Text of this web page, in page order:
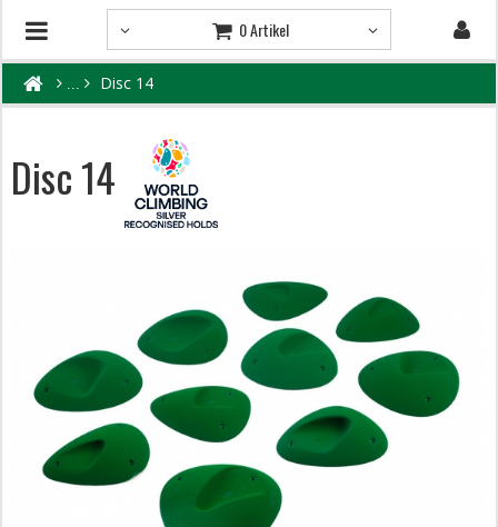
0 Artikel
Disc 14
Disc 14